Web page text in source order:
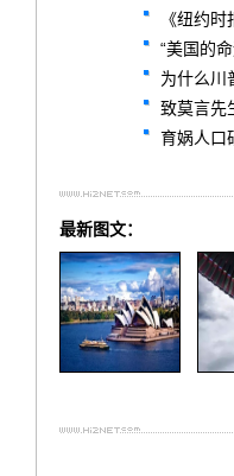
《纽约
“美国的
为什么川
致莫言先
育娲人口
最新图文：